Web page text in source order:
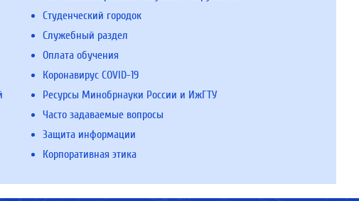
Студенческий городок
Служебный раздел
Оплата обучения
Коронавирус COVID-19
Ресурсы Минобрнауки России и ИжГТУ
Часто задаваемые вопросы
Защита информации
Корпоративная этика